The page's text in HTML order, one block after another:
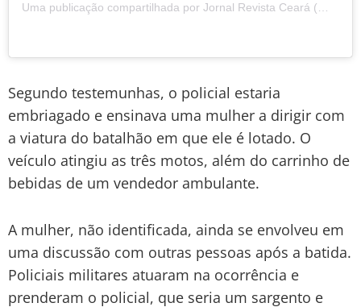
Uma publicação compartilhada por Jornal Revista Ceará (@revistaceara)
Segundo testemunhas, o policial estaria
embriagado e ensinava uma mulher a dirigir com
a viatura do batalhão em que ele é lotado. O
veículo atingiu as três motos, além do carrinho de
bebidas de um vendedor ambulante.
A mulher, não identificada, ainda se envolveu em
uma discussão com outras pessoas após a batida.
Policiais militares atuaram na ocorrência e
prenderam o policial, que seria um sargento e